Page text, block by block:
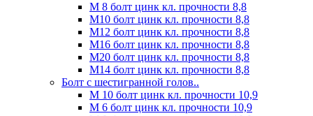
М 8 болт цинк кл. прочности 8,8
М10 болт цинк кл. прочности 8,8
М12 болт цинк кл. прочности 8,8
М16 болт цинк кл. прочности 8,8
М20 болт цинк кл. прочности 8,8
М14 болт цинк кл. прочности 8,8
Болт с шестигранной голов..
М 10 болт цинк кл. прочности 10,9
М 6 болт цинк кл. прочности 10,9